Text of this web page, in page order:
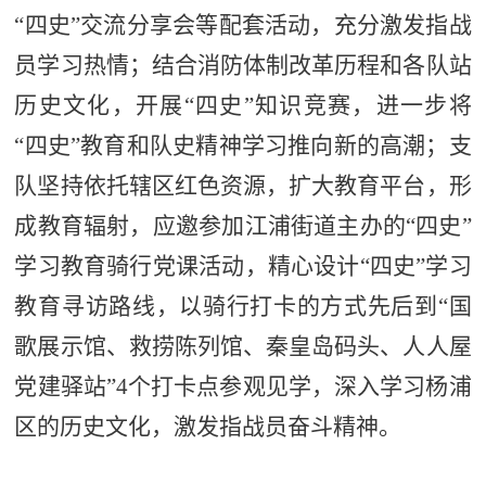
“四史”交流分享会等配套活动，充分激发指战
员学习热情；结合消防体制改革历程和各队站
历史文化，开展“四史”知识竞赛，进一步将
“四史”教育和队史精神学习推向新的高潮；支
队坚持依托辖区红色资源，扩大教育平台，形
成教育辐射，应邀参加江浦街道主办的“四史”
学习教育骑行党课活动，精心设计“四史”学习
教育寻访路线，以骑行打卡的方式先后到“国
歌展示馆、救捞陈列馆、秦皇岛码头、人人屋
党建驿站”4个打卡点参观见学，深入学习杨浦
区的历史文化，激发指战员奋斗精神。